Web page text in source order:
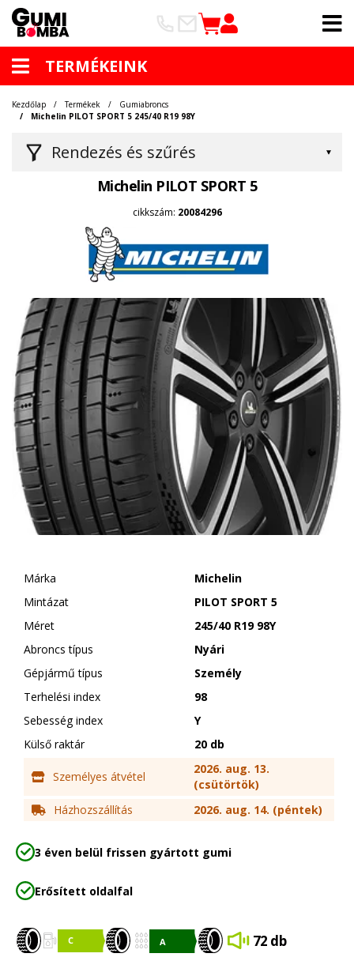
TERMÉKEINK
Rendezés és szűrés
Kezdőlap Termékek
Gumiabroncs
Michelin PILOT SPORT 5 245/40 R19 98Y
Michelin PILOT SPORT 5
cikkszám: 20084296
Márka
Michelin
Mintázat
PILOT SPORT 5
Méret
245/40 R19 98Y
Abroncs típus
Nyári
Gépjármű típus
Személy
Terhelési index
98
Sebesség index
Y
Külső raktár
20 db
Személyes átvétel
2026. aug. 13.
(csütörtök)
Házhozszállítás
2026. aug. 14. (péntek)
3 éven belül frissen gyártott gumi
Erősített oldalfal
72 db